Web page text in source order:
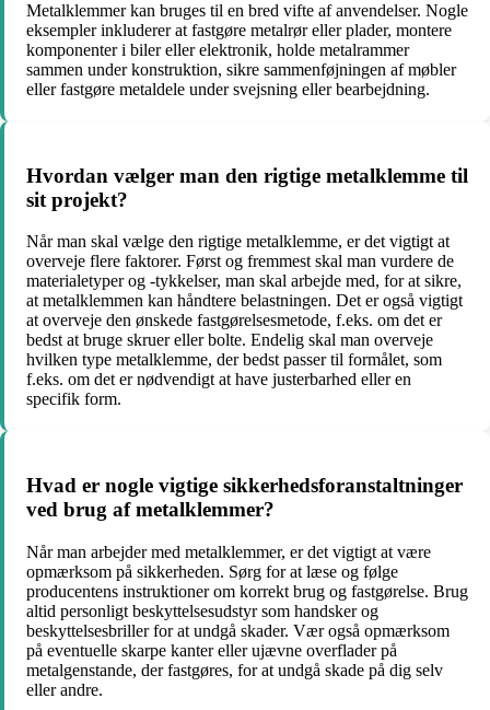
Metalklemmer kan bruges til en bred vifte af anvendelser. Nogle
eksempler inkluderer at fastgøre metalrør eller plader, montere
komponenter i biler eller elektronik, holde metalrammer
sammen under konstruktion, sikre sammenføjningen af møbler
eller fastgøre metaldele under svejsning eller bearbejdning.
Hvordan vælger man den rigtige metalklemme til
sit projekt?
Når man skal vælge den rigtige metalklemme, er det vigtigt at
overveje flere faktorer. Først og fremmest skal man vurdere de
materialetyper og -tykkelser, man skal arbejde med, for at sikre,
at metalklemmen kan håndtere belastningen. Det er også vigtigt
at overveje den ønskede fastgørelsesmetode, f.eks. om det er
bedst at bruge skruer eller bolte. Endelig skal man overveje
hvilken type metalklemme, der bedst passer til formålet, som
f.eks. om det er nødvendigt at have justerbarhed eller en
specifik form.
Hvad er nogle vigtige sikkerhedsforanstaltninger
ved brug af metalklemmer?
Når man arbejder med metalklemmer, er det vigtigt at være
opmærksom på sikkerheden. Sørg for at læse og følge
producentens instruktioner om korrekt brug og fastgørelse. Brug
altid personligt beskyttelsesudstyr som handsker og
beskyttelsesbriller for at undgå skader. Vær også opmærksom
på eventuelle skarpe kanter eller ujævne overflader på
metalgenstande, der fastgøres, for at undgå skade på dig selv
eller andre.